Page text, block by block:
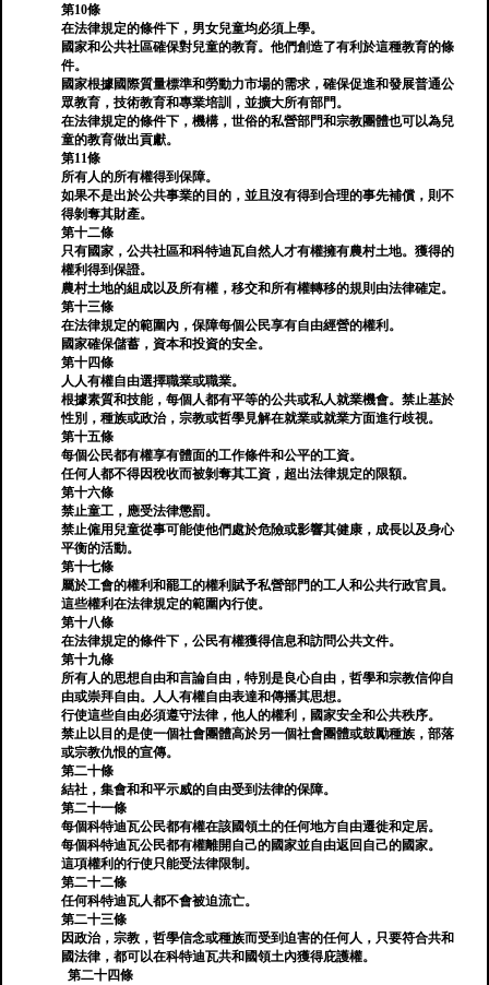
第10條
在法律規定的條件下，男女兒童均必須上學。
國家和公共社區確保對兒童的教育。他們創造了有利於這種教育的條
件。
國家根據國際質量標準和勞動力市場的需求，確保促進和發展普通公
眾教育，技術教育和專業培訓，並擴大所有部門。
在法律規定的條件下，機構，世俗的私營部門和宗教團體也可以為兒
童的教育做出貢獻。
第11條
所有人的所有權得到保障。
如果不是出於公共事業的目的，並且沒有得到合理的事先補償，則不
得剝奪其財產。
第十二條
只有國家，公共社區和科特迪瓦自然人才有權擁有農村土地。獲得的
權利得到保證。
農村土地的組成以及所有權，移交和所有權轉移的規則由法律確定。
第十三條
在法律規定的範圍內，保障每個公民享有自由經營的權利。
國家確保儲蓄，資本和投資的安全。
第十四條
人人有權自由選擇職業或職業。
根據素質和技能，每個人都有平等的公共或私人就業機會。禁止基於
性別，種族或政治，宗教或哲學見解在就業或就業方面進行歧視。
第十五條
每個公民都有權享有體面的工作條件和公平的工資。
任何人都不得因稅收而被剝奪其工資，超出法律規定的限額。
第十六條
禁止童工，應受法律懲罰。
禁止僱用兒童從事可能使他們處於危險或影響其健康，成長以及身心
平衡的活動。
第十七條
屬於工會的權利和罷工的權利賦予私營部門的工人和公共行政官員。
這些權利在法律規定的範圍內行使。
第十八條
在法律規定的條件下，公民有權獲得信息和訪問公共文件。
第十九條
所有人的思想自由和言論自由，特別是良心自由，哲學和宗教信仰自
由或崇拜自由。人人有權自由表達和傳播其思想。
行使這些自由必須遵守法律，他人的權利，國家安全和公共秩序。
禁止以目的是使一個社會團體高於另一個社會團體或鼓勵種族，部落
或宗教仇恨的宣傳。
第二十條
結社，集會和和平示威的自由受到法律的保障。
第二十一條
每個科特迪瓦公民都有權在該國領土的任何地方自由遷徙和定居。
每個科特迪瓦公民都有權離開自己的國家並自由返回自己的國家。
這項權利的行使只能受法律限制。
第二十二條
任何科特迪瓦人都不會被迫流亡。
第二十三條
因政治，宗教，哲學信念或種族而受到迫害的任何人，只要符合共和
國法律，都可以在科特迪瓦共和國領土內獲得庇護權。
第二十四條